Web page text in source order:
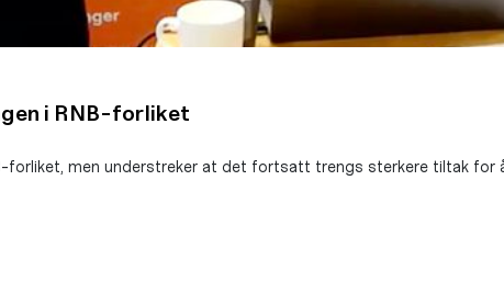
i RNB-forliket
forliket, men understreker at det fortsatt trengs sterkere tiltak